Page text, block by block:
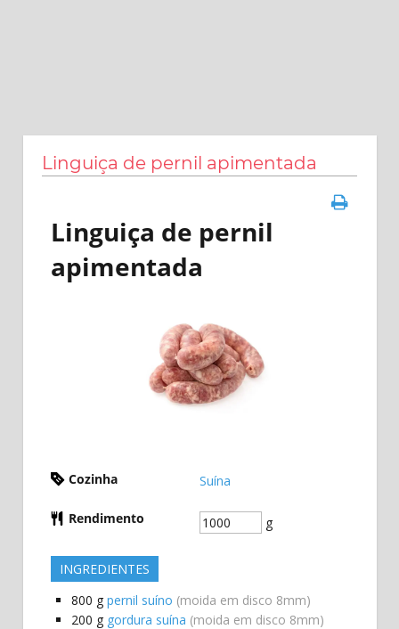
Linguiça de pernil apimentada
Linguiça de pernil
apimentada
Cozinha Suína
Rendimento g
INGREDIENTES
800 g pernil suíno (moida em disco 8mm)
200 g gordura suína (moida em disco 8mm)